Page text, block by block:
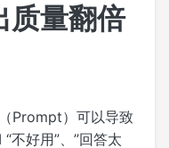
质量翻倍
Prompt）可以导致
不好用”、”回答太